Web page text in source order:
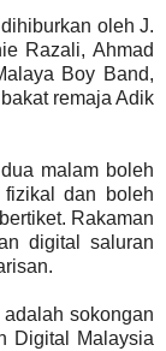
oleh J.
Razali, Ahmad
Boy Band,
remaja Adik
malam boleh
dan boleh
Rakaman
digital saluran
sokongan
Digital Malaysia